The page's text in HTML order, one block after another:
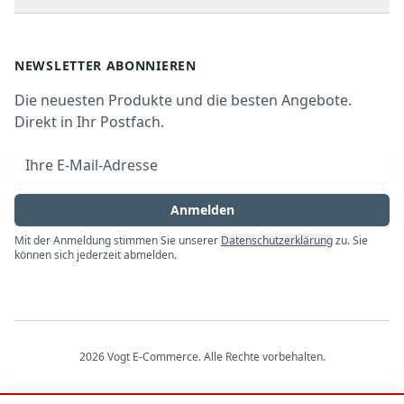
Datenschutz
Widerrufsrecht
Impressum
NEWSLETTER ABONNIEREN
Die neuesten Produkte und die besten Angebote.
Direkt in Ihr Postfach.
E-Mail-Adresse
Anmelden
Mit der Anmeldung stimmen Sie unserer Datenschutzerklärungzu. Sie
können sich jederzeit abmelden.
2026 Vogt E-Commerce. Alle Rechte vorbehalten.